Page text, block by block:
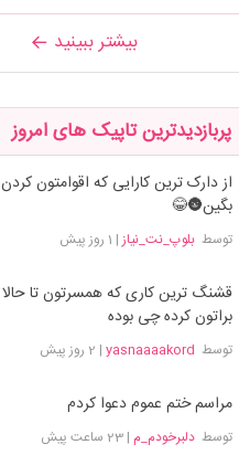
بیشتر ببینید
پربازدیدترین تاپیک های امروز
از دارک ترین کارایی که اقوامتون کردن
بگین🌚😂
توسطبلوپ_نت_نیاز| 1 روز پیش
قشنگ ترین کاری که همسرتون تا حالا
براتون کرده چی بوده
توسط yasnaaaakord
| 2 روز پیش
مراسم ختم عموم دعوا کردم
توسطدلبرخودم_م |23 ساعت پیش